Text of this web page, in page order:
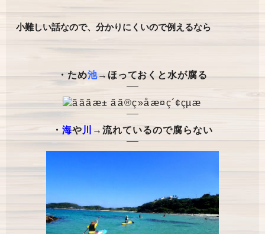
小難しい話なので、分かりにくいので例えるなら
・ため池→ほっておくと水が腐る
・海や 川 →流れているので腐らない